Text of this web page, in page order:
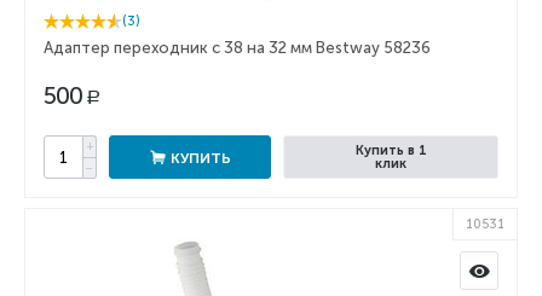
(3)
Адаптер переходник с 38 на 32 мм Bestway 58236
500 Р
+
−
КУПИТЬ
Купить в 1
клик
10531